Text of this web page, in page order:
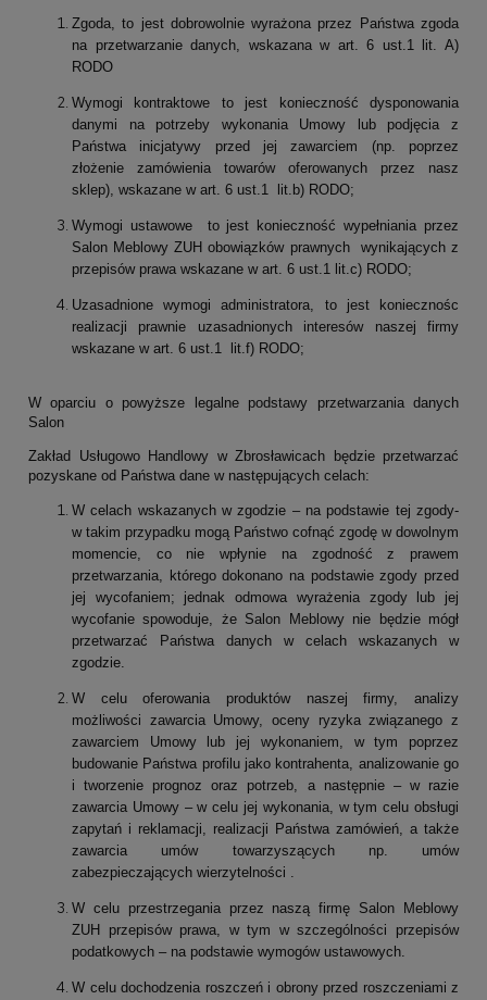
Zgoda, to jest dobrowolnie wyrażona przez Państwa zgoda
na przetwarzanie danych, wskazana w art. 6 ust.1 lit. A)
RODO
Wymogi kontraktowe to jest konieczność dysponowania
danymi na potrzeby wykonania Umowy lub podjęcia z
Państwa inicjatywy przed jej zawarciem (np. poprzez
złożenie zamówienia towarów oferowanych przez nasz
sklep), wskazane w art. 6 ust.1 lit.b) RODO;
Wymogi ustawowe to jest konieczność wypełniania przez
Salon Meblowy ZUH obowiązków prawnych wynikających z
przepisów prawa wskazane w art. 6 ust.1 lit.c) RODO;
Uzasadnione wymogi administratora, to jest koniecznośc
realizacji prawnie uzasadnionych interesów naszej firmy
wskazane w art. 6 ust.1 lit.f) RODO;
W oparciu o powyższe legalne podstawy przetwarzania danych
Salon
Zakład Usługowo Handlowy w Zbrosławicach będzie przetwarzać
pozyskane od Państwa dane w następujących celach:
W celach wskazanych w zgodzie – na podstawie tej zgody-
w takim przypadku mogą Państwo cofnąć zgodę w dowolnym
momencie, co nie wpłynie na zgodność z prawem
przetwarzania, którego dokonano na podstawie zgody przed
jej wycofaniem; jednak odmowa wyrażenia zgody lub jej
wycofanie spowoduje, że Salon Meblowy nie będzie mógł
przetwarzać Państwa danych w celach wskazanych w
zgodzie.
W celu oferowania produktów naszej firmy, analizy
możliwości zawarcia Umowy, oceny ryzyka związanego z
zawarciem Umowy lub jej wykonaniem, w tym poprzez
budowanie Państwa profilu jako kontrahenta, analizowanie go
i tworzenie prognoz oraz potrzeb, a następnie – w razie
zawarcia Umowy – w celu jej wykonania, w tym celu obsługi
zapytań i reklamacji, realizacji Państwa zamówień, a także
zawarcia umów towarzyszących np. umów
zabezpieczających wierzytelności .
W celu przestrzegania przez naszą firmę Salon Meblowy
ZUH przepisów prawa, w tym w szczególności przepisów
podatkowych – na podstawie wymogów ustawowych.
W celu dochodzenia roszczeń i obrony przed roszczeniami z